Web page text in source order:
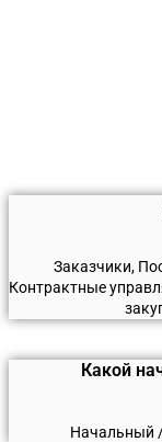
Заказчики,
Контрактные
Какой
Начальный